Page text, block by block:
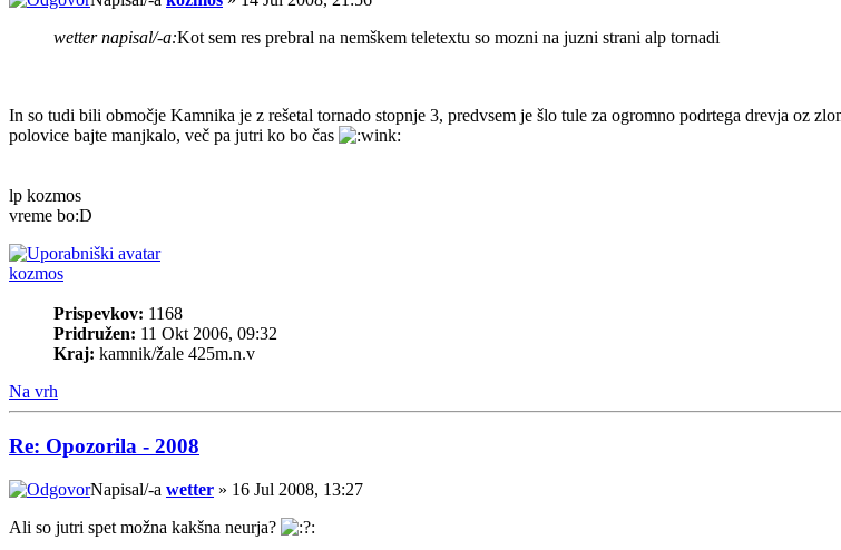
wetter napisal/-a:Kot sem res prebral na nemškem teletextu so mozni na juzni strani alp tornadi
In so tudi bili območje Kamnika je z rešetal tornado stopnje 3, predvsem je šlo tule za ogromno podrtega drevja oz
polovice bajte manjkalo, več pa jutri ko bo čas
lp kozmos
vreme bo:D
kozmos
Prispevkov: 1168
Pridružen: 11 Okt 2006, 09:32
Kraj: kamnik/žale 425m.n.v
Na vrh
Re: Opozorila - 2008
Napisal/-a wetter » 16 Jul 2008, 13:27
Ali so jutri spet možna kakšna neurja?